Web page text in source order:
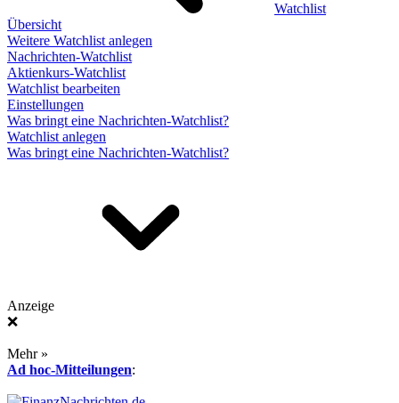
Watchlist
Übersicht
Weitere Watchlist anlegen
Nachrichten-Watchlist
Aktienkurs-Watchlist
Watchlist bearbeiten
Einstellungen
Was bringt eine Nachrichten-Watchlist?
Watchlist anlegen
Was bringt eine Nachrichten-Watchlist?
Anzeige
❌
Mehr »
Ad hoc-Mitteilungen: